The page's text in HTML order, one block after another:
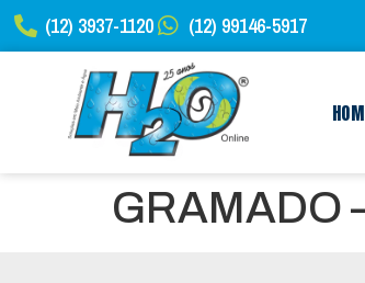
(12) 3937-1120 (12) 99146-5917
GRAMADO